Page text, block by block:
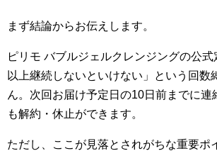
まず結論からお伝えします。
ピリモ バブルジェルクレンジングの公式
以上継続しないといけない」という回数
ん。次回お届け予定日の10日前までに連
も解約・休止ができます。
ただし、ここが見落とされがちな重要ポ